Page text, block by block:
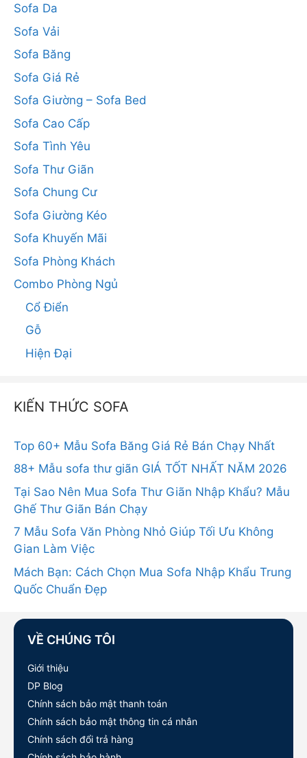
Sofa Da
Sofa Vải
Sofa Băng
Sofa Giá Rẻ
Sofa Giường – Sofa Bed
Sofa Cao Cấp
Sofa Tình Yêu
Sofa Thư Giãn
Sofa Chung Cư
Sofa Giường Kéo
Sofa Khuyến Mãi
Sofa Phòng Khách
Combo Phòng Ngủ
Cổ Điển
Gỗ
Hiện Đại
KIẾN THỨC SOFA
Top 60+ Mẫu Sofa Băng Giá Rẻ Bán Chạy Nhất
88+ Mẫu sofa thư giãn GIÁ TỐT NHẤT NĂM 2026
Tại Sao Nên Mua Sofa Thư Giãn Nhập Khẩu? Mẫu
Ghế Thư Giãn Bán Chạy
7 Mẫu Sofa Văn Phòng Nhỏ Giúp Tối Ưu Không
Gian Làm Việc
Mách Bạn: Cách Chọn Mua Sofa Nhập Khẩu Trung
Quốc Chuẩn Đẹp
VỀ CHÚNG TÔI
Giới thiệu
DP Blog
Chính sách bảo mật thanh toán
Chính sách bảo mật thông tin cá nhân
Chính sách đổi trả hàng